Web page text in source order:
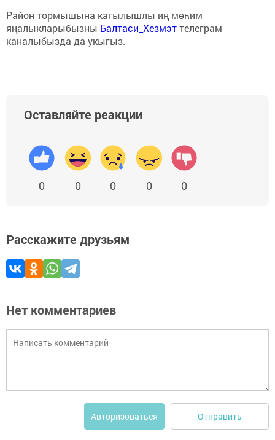
Район тормышына кагылышлы иң мөһим
яңалыкларыбызны Балтаси_Хезмэттелеграм
каналыбызда да укыгыз.
Оставляйте реакции
0 0 0 0 0
Расскажите друзьям
Нет комментариев
Авторизоваться Отправить